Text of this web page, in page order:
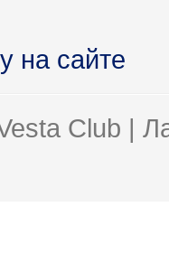
на сайте
Club |